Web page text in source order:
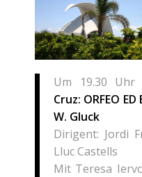
Um 19.30 Uhr
Cruz: ORFEO
W. Gluck
Dirigent: Jordi
Lluc Castells
Mit Teresa